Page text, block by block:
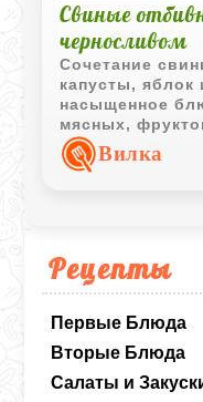
Рецепты
Первые Блюда
Вторые Блюда
Салаты и
Свиные
черносливом
Сочетание
капусты, яблок
насыщенное
мясных,
оттенков.
делает мясо
Вилка